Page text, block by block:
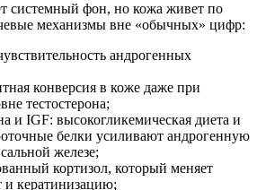
системный фон, но кожа живет по
механизмы вне «обычных» цифр:
андрогенных
конверсия в коже даже при
тестостерона;
и IGF: высокогликемическая диета и
белки усиливают андрогенную
железе;
кортизол, который меняет
кератинизацию;